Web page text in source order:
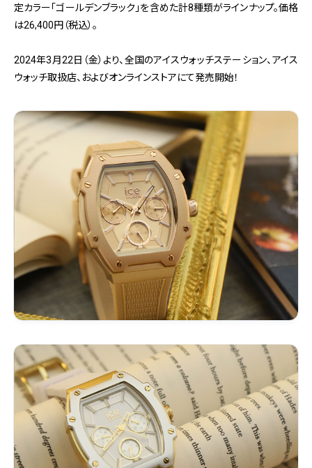
定カラー「ゴールデンブラック」を含めた計8種類がラインナップ。価格
は26,400円（税込）。
2024年3月22日（金）より、全国のアイスウォッチステーション、アイス
ウォッチ取扱店、およびオンラインストアにて発売開始！